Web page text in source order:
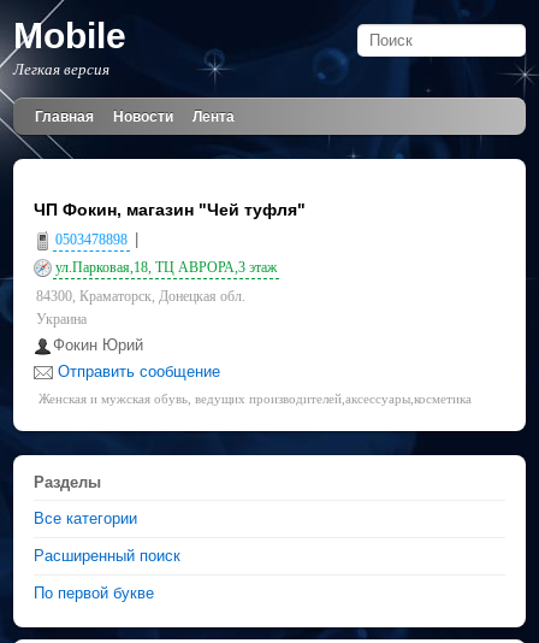
Mobile
Легкая версия
Главная Новости Лента
ЧП Фокин, магазин "Чей туфля"
0503478898
ул.Парковая,18, ТЦ АВРОРА,3 этаж
84300, Краматорск, Донецкая обл.
Украина
Фокин Юрий
Отправить сообщение
Женская и мужская обувь, ведущих производителей,аксессуары,косметика
Разделы
Все категории
Расширенный поиск
По первой букве